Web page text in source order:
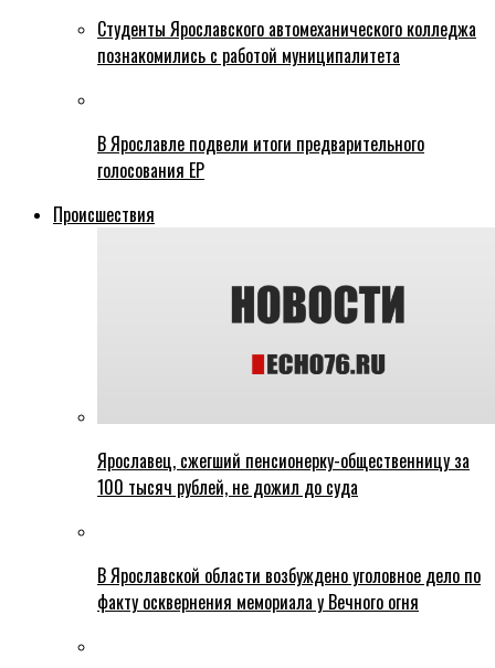
Студенты Ярославского автомеханического колледжа
познакомились с работой муниципалитета
В Ярославле подвели итоги предварительного
голосования ЕР
Происшествия
Ярославец, сжегший пенсионерку-общественницу за
100 тысяч рублей, не дожил до суда
В Ярославской области возбуждено уголовное дело по
факту осквернения мемориала у Вечного огня